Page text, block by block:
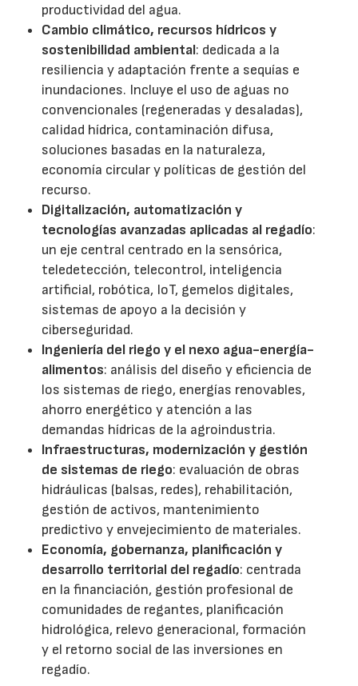
productividad del agua.
Cambio climático, recursos hídricos y
sostenibilidad ambiental: dedicada a la
resiliencia y adaptación frente a sequías e
inundaciones. Incluye el uso de aguas no
convencionales (regeneradas y desaladas),
calidad hídrica, contaminación difusa,
soluciones basadas en la naturaleza,
economía circular y políticas de gestión del
recurso.
Digitalización, automatización y
tecnologías avanzadas aplicadas al regadío:
un eje central centrado en la sensórica,
teledetección, telecontrol, inteligencia
artificial, robótica, IoT, gemelos digitales,
sistemas de apoyo a la decisión y
ciberseguridad.
Ingeniería del riego y el nexo agua-energía-
alimentos: análisis del diseño y eficiencia de
los sistemas de riego, energías renovables,
ahorro energético y atención a las
demandas hídricas de la agroindustria.
Infraestructuras, modernización y gestión
de sistemas de riego: evaluación de obras
hidráulicas (balsas, redes), rehabilitación,
gestión de activos, mantenimiento
predictivo y envejecimiento de materiales.
Economía, gobernanza, planificación y
desarrollo territorial del regadío: centrada
en la financiación, gestión profesional de
comunidades de regantes, planificación
hidrológica, relevo generacional, formación
y el retorno social de las inversiones en
regadío.